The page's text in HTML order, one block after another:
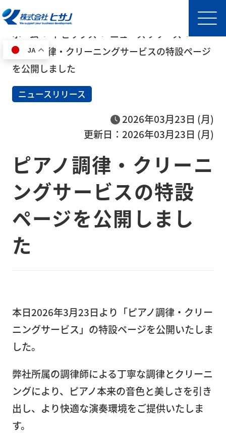
JA
HOME
事
半導
体製
造装
送
型精
密
機
器
送
ホーム トピックス
ニュースリリース
ピアノ調律・クリーニングサービスの特設ページ
を公開しました
ニュースリリース
2026年03月23日 (月)
更新日：2026年03月23日 (月)
ピアノ調律・クリーニ
ングサービスの特設
ページを公開しまし
た
本日2026年3月23日より「ピアノ調律・クリー
ニングサービス」の特設ページを公開いたしま
した。
弊社所属の調律師による丁寧な調律とクリーニ
ングにより、ピアノ本来の音色と美しさを引き
出し、より快適な演奏環境をご提供いたしま
す。